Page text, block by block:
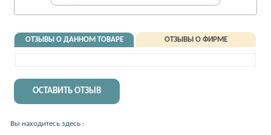
ОТЗЫВЫ О ДАННОМ ТОВАРЕ ОТЗЫВЫ О ФИРМЕ
ОСТАВИТЬ ОТЗЫВ
Вы находитесь здесь :